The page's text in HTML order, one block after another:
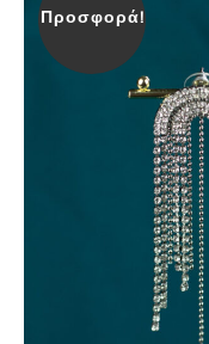
Προσφορά!